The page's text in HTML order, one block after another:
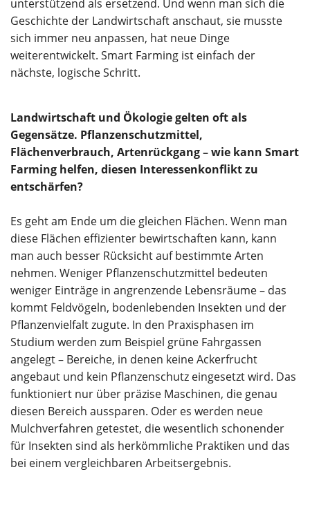
unterstützend als ersetzend. Und wenn man sich die
Geschichte der Landwirtschaft anschaut, sie musste
sich immer neu anpassen, hat neue Dinge
weiterentwickelt. Smart Farming ist einfach der
nächste, logische Schritt.
Landwirtschaft und Ökologie gelten oft als
Gegensätze. Pflanzenschutzmittel,
Flächenverbrauch, Artenrückgang – wie kann Smart
Farming helfen, diesen Interessenkonflikt zu
entschärfen?
Es geht am Ende um die gleichen Flächen. Wenn man
diese Flächen effizienter bewirtschaften kann, kann
man auch besser Rücksicht auf bestimmte Arten
nehmen. Weniger Pflanzenschutzmittel bedeuten
weniger Einträge in angrenzende Lebensräume – das
kommt Feldvögeln, bodenlebenden Insekten und der
Pflanzenvielfalt zugute. In den Praxisphasen im
Studium werden zum Beispiel grüne Fahrgassen
angelegt – Bereiche, in denen keine Ackerfrucht
angebaut und kein Pflanzenschutz eingesetzt wird. Das
funktioniert nur über präzise Maschinen, die genau
diesen Bereich aussparen. Oder es werden neue
Mulchverfahren getestet, die wesentlich schonender
für Insekten sind als herkömmliche Praktiken und das
bei einem vergleichbaren Arbeitsergebnis.